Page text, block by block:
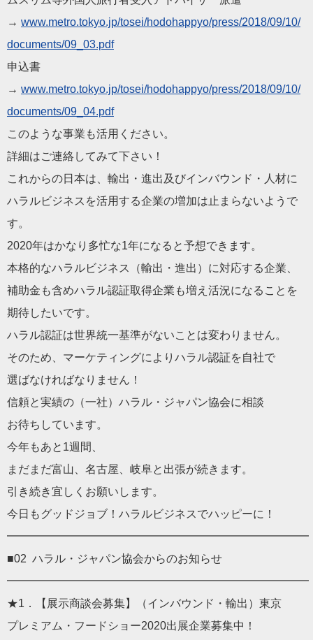
→ www.metro.tokyo.jp/tosei/hodohappyo/press/2018/09/10/
documents/09_03.pdf
申込書
→ www.metro.tokyo.jp/tosei/hodohappyo/press/2018/09/10/
documents/09_04.pdf
このような事業も活用ください。
詳細はご連絡してみて下さい！
これからの日本は、輸出・進出及びインバウンド・人材に
ハラルビジネス を活用する企業の増加は止まらないようで
す。
2020年はかなり多忙な1年になると予想できます。
本格的なハラルビジネス
（輸出・進出）に対応する企業、
補助金も含めハラル認証取得企業も増え活況になることを
期待したいです。
ハラル認証は世界統一基準がないことは変わりません。
そのため、マーケティングにより ハラル認証を自社で
選ばなければなりません！
信頼と実績の（一社） ハラル ・ ジャパン協会に相談
お待ちしています。
今年もあと1週間、
まだまだ富山、名古屋、岐阜と出張が続きます。
引き続き宜しくお願いします。
今日もグッドジョブ！ ハラルビジネス でハッピーに！
━━━━━━━━━━━━━━━━━━━━━━━━━━━
■02 ハラル ・ ジャパン協会からのお知らせ
━━━━━━━━━━━━━━━━━━━━━━━━━━━
★1．【展示商談会募集】（インバウンド・輸出）東京
プレミアム・フードショー2020出展企業募集中！